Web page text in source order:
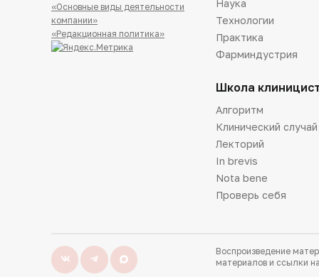
«Основные виды деятельности
компании»
«Редакционная политика»
Наука
Технологии
Практика
Фарминдустрия
Школа
Алгоритм
Клинический случай
Лекторий
In brevis
Nota bene
Проверь себя
Воспроизведение
материалов и ссылки